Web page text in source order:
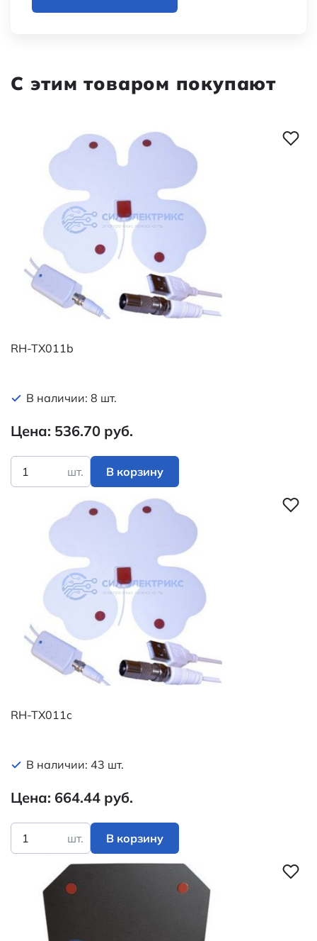
С этим товаром покупают
RH-TX011b
В наличии: 8 шт.
Цена: 536.70 руб.
шт. В корзину
RH-TX011c
В наличии: 43 шт.
Цена: 664.44 руб.
шт. В корзину